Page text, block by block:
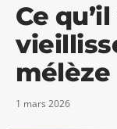
Ce
mélèze
1 mars 2026